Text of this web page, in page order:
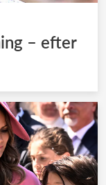
– efter